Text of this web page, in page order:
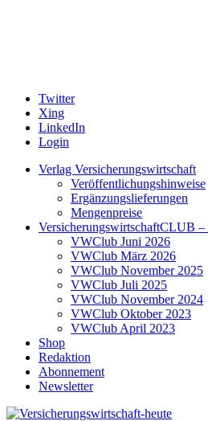
Twitter
Xing
LinkedIn
Login
Verlag Versicherungswirtschaft
Veröffentlichungshinweise
Ergänzungslieferungen
Mengenpreise
VersicherungswirtschaftCLUB –
VWClub Juni 2026
VWClub März 2026
VWClub November 2025
VWClub Juli 2025
VWClub November 2024
VWClub Oktober 2023
VWClub April 2023
Shop
Redaktion
Abonnement
Newsletter